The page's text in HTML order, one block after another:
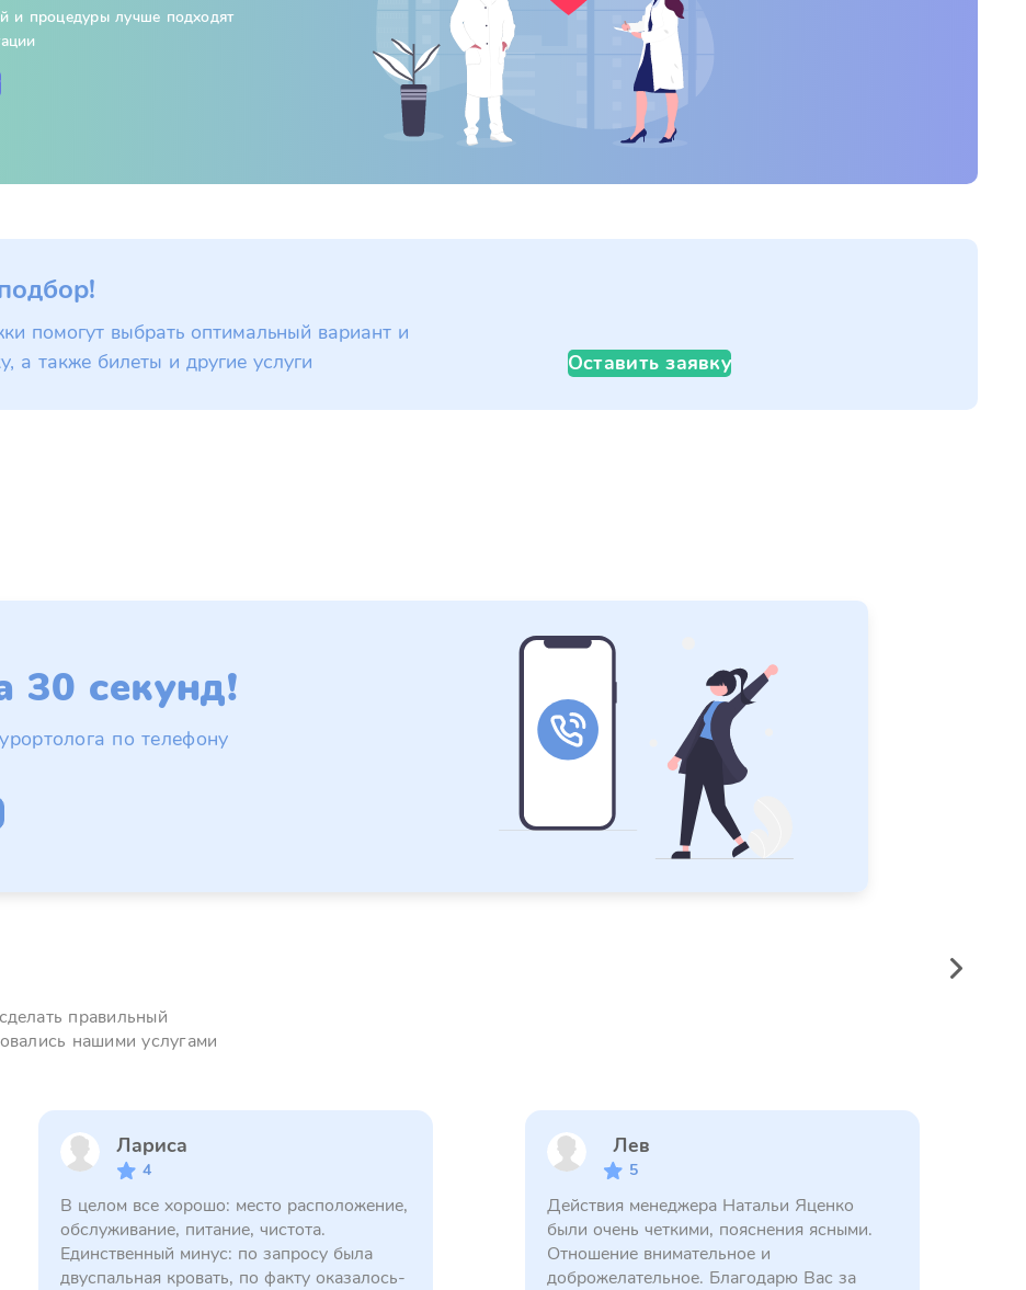
и процедуры лучше подходят
помогут выбрать оптимальный вариант и
а также билеты и другие услуги
Оставить заявку
30 секунд!
по телефону
правильный
нашими услугами
Лариса
4
В целом все хорошо: место расположение,
обслуживание, питание, чистота.
Единственный минус: по запросу была
двуспальная кровать, по факту оказалось-
Лев
5
Действия менеджера Натальи Яценко
были очень четкими, пояснения ясными.
Отношение внимательное и
доброжелательное. Благодарю Вас за